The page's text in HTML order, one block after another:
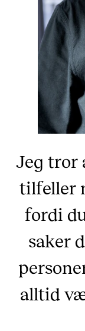
Jeg tror
tilfeller
fordi
saker
alltid